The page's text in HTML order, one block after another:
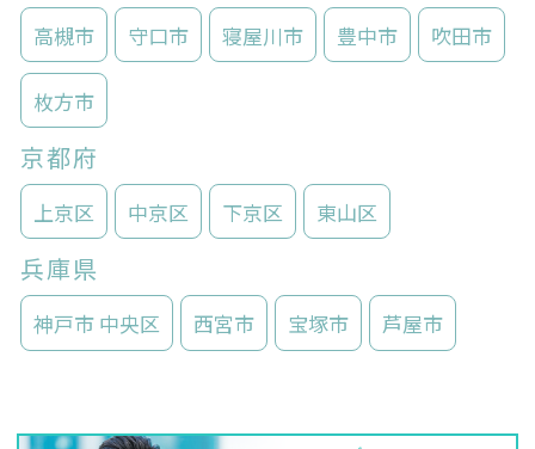
高槻市 守口市 寝屋川市 豊中市 吹田市
枚方市
京都府
上京区 中京区 下京区 東山区
兵庫県
神戸市 中央区 西宮市 宝塚市 芦屋市